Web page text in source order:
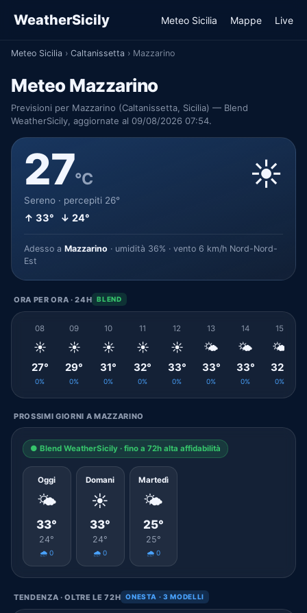
WeatherSicily Meteo Sicilia Mappe Live
Meteo Sicilia › Caltanissetta › Mazzarino
Meteo Mazzarino
Previsioni per Mazzarino (Caltanissetta, Sicilia) — Blend
WeatherSicily, aggiornate al 09/08/2026 07:54.
27°C
Sereno · percepiti 26°
↑ 33° ↓ 24°
☀️
Adesso a Mazzarino · umidità 36% · vento 6 km/h Nord-Nord-
Est
ORA PER ORA · 24H BLEND
08
☀️
27°
0%
09
☀️
29°
0%
10
☀️
31°
0%
11
☀️
32°
0%
12
☀️
33°
0%
13
🌤️
33°
0%
14
🌤️
33°
0%
15
🌤️
32°
0%
PROSSIMI GIORNI A MAZZARINO
● Blend WeatherSicily · fino a 72h alta affidabilità
Oggi
🌤️
33°
24°
🌧️ 0
Domani
☀️
33°
24°
🌧️ 0
Martedì
🌤️
25°
25°
🌧️ 0
TENDENZA · OLTRE LE 72H ONESTA · 3 MODELLI